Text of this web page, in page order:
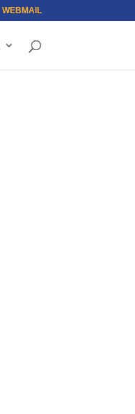
WEBMAIL